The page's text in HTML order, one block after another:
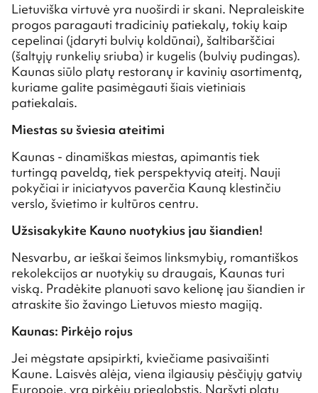
Lietuviška virtuvė yra nuoširdi ir skani. Nepraleiskite
progos paragauti tradicinių patiekalų, tokių kaip
cepelinai (įdaryti bulvių koldūnai), šaltibarščiai
(šaltųjų runkelių sriuba) ir kugelis (bulvių pudingas).
Kaunas siūlo platų restoranų ir kavinių asortimentą,
kuriame galite pasimėgauti šiais vietiniais
patiekalais.
Miestas su šviesia ateitimi
Kaunas - dinamiškas miestas, apimantis tiek
turtingą paveldą, tiek perspektyvią ateitį. Nauji
pokyčiai ir iniciatyvos paverčia Kauną klestinčiu
verslo, švietimo ir kultūros centru.
Užsisakykite Kauno nuotykius jau šiandien!
Nesvarbu, ar ieškai šeimos linksmybių, romantiškos
rekolekcijos ar nuotykių su draugais, Kaunas turi
viską. Pradėkite planuoti savo kelionę jau šiandien ir
atraskite šio žavingo Lietuvos miesto magiją.
Kaunas: Pirkėjo rojus
Jei mėgstate apsipirkti, kviečiame pasivaišinti
Kaune. Laisvės alėja, viena ilgiausių pėsčiųjų gatvių
Europoje, yra pirkėjų prieglobstis. Naršyti platų